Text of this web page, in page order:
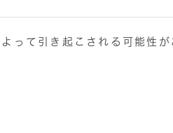
って引き起こされる可能性が